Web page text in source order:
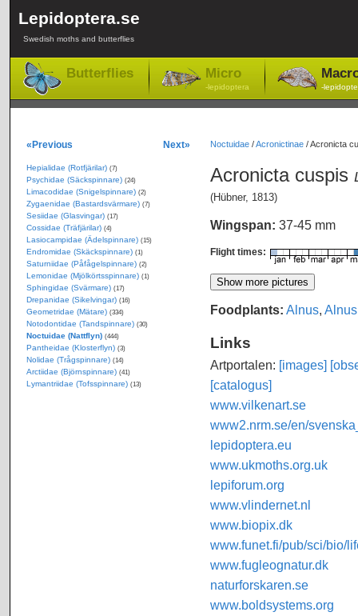
Lepidoptera.se
Swedish moths and butterflies
Butterflies Micro
-lepidoptera -
Noctuidae/Acronictinae/Acronicta
Acronicta cuspis
(Hübner, 1813)
Wingspan: 37-45 mm
Flight times:
Foodplants: Alnus,
Links
Artportalen: [images]
[catalogus]
www.vilkenart.se
www2.nrm.se/en/
lepidoptera.eu
www.ukmoths.org.uk
lepiforum.org
www.vlindernet.nl
www.biopix.dk
www.funet.fi/pub/sci/bio/
www.fugleognatur.dk
naturforskaren.se
www.boldsystems.org
«Previous Next»
Hepialidae (Rotfjärilar) (7)
Psychidae (Säckspinnare) (24)
Limacodidae (Snigelspinnare) (2)
Zygaenidae (Bastardsvärmare) (7)
Sesiidae (Glasvingar) (17)
Cossidae (Träfjärilar) (4)
Lasiocampidae (Ädelspinnare) (15)
Endromidae (Skäckspinnare) (1)
Saturniidae (Påfågelspinnare) (2)
Lemonidae (Mjölkörtsspinnare) (1)
Sphingidae (Svärmare) (17)
Drepanidae (Sikelvingar) (16)
Geometridae (Mätare) (334)
Notodontidae (Tandspinnare) (30)
Noctuidae (Nattflyn) (444)
Pantheidae (Klosterflyn) (3)
Nolidae (Trågspinnare) (14)
Arctiidae (Björnspinnare) (41)
Lymantriidae (Tofsspinnare) (13)